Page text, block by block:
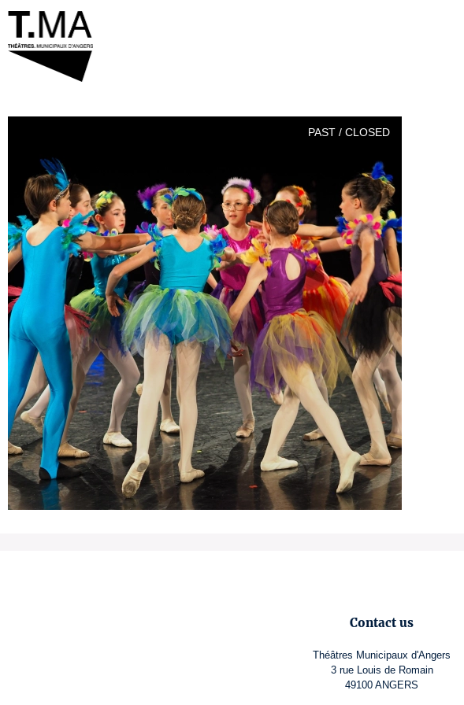
PAST / CLOSED
Contact us
Théâtres Municipaux d'Angers
3 rue Louis de Romain
49100 ANGERS